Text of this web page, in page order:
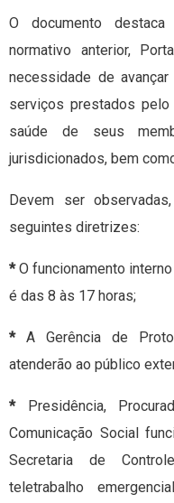
O documento
normativo anterior,
necessidade de
serviços prestados pelo
saúde de seus
jurisdicionados, bem
Devem ser
seguintes diretrizes:
*O funcionamento
é das 8 às 17 horas;
*A Gerência de
atenderão ao público
*Presidência,
Comunicação Social
Secretaria de
teletrabalho